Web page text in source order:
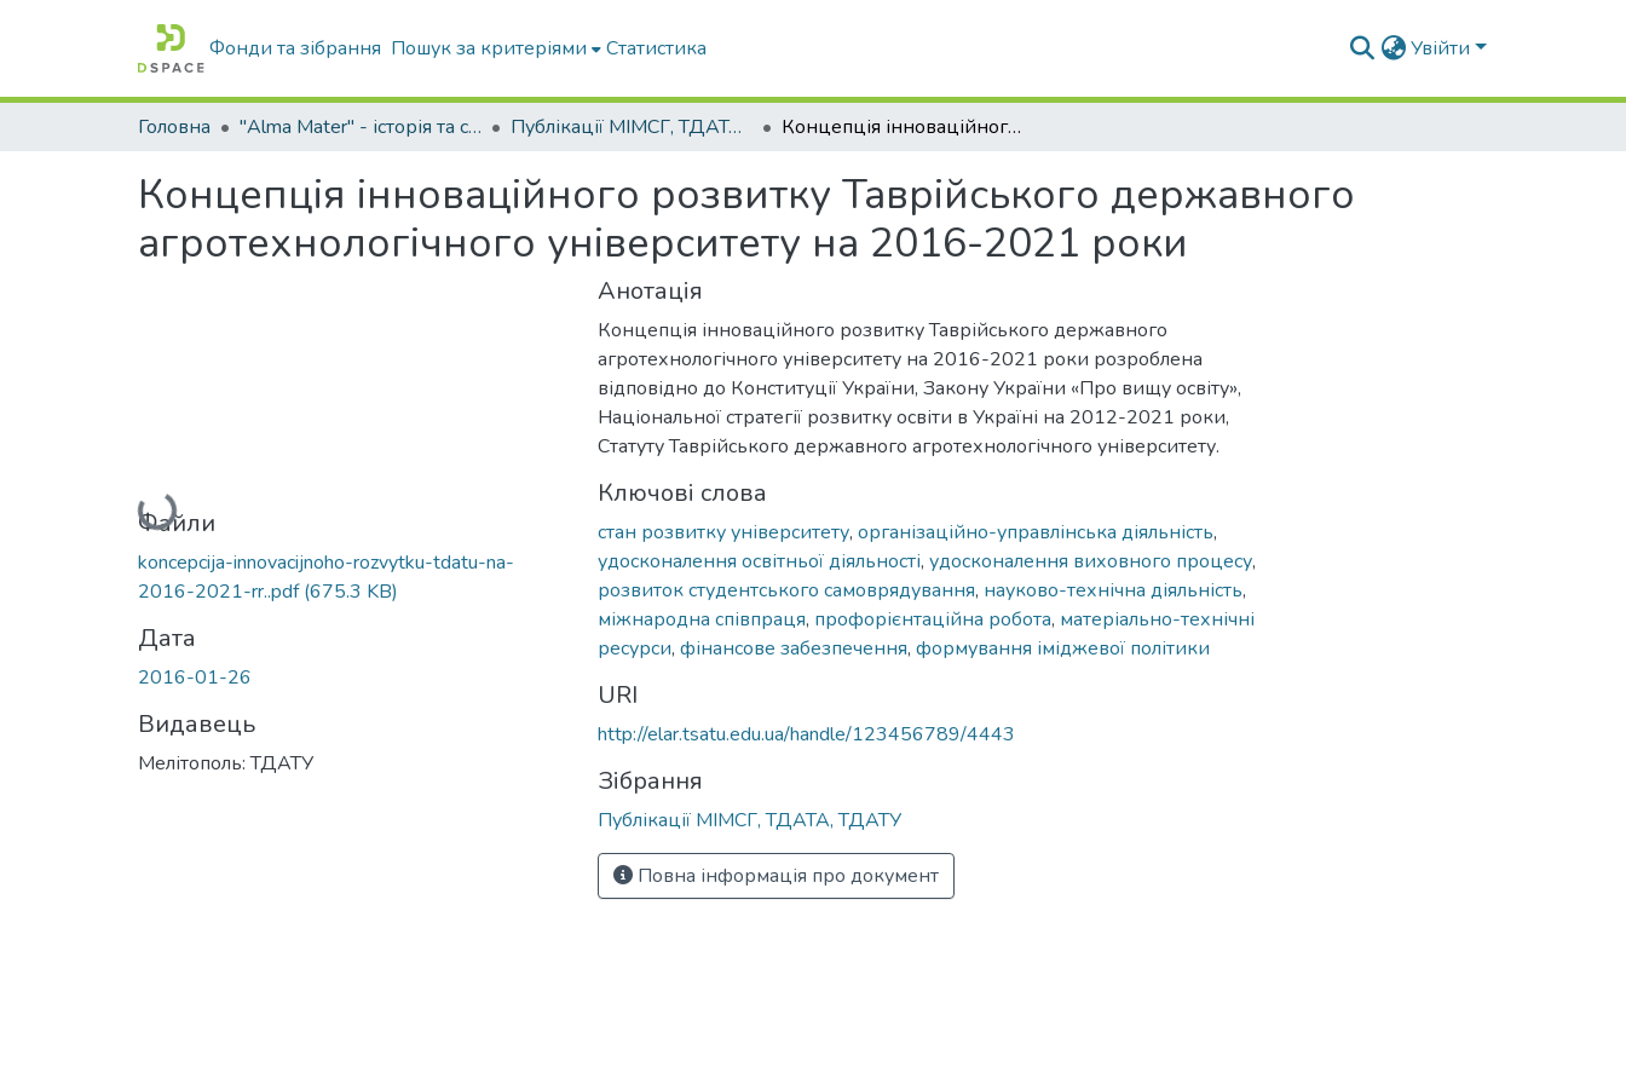
Фонди та зібрання Пошук за критеріями Статистика Увійти
Головна "Alma Mater" - історія та сьогодення Університету Публікації МІМСГ, ТДАТА, ТДАТУ Концепція інноваційного розвитку Таврійського державного агротехнологічного університету на 2016-2021 роки
Концепція інноваційного розвитку Таврійського державного
агротехнологічного університету на 2016-2021 роки
Вантажиться...
Файли
koncepcija-innovacijnoho-rozvytku-tdatu-na-
2016-2021-rr..pdf(675.3 KB)
Дата
2016-01-26
Видавець
Мелітополь: ТДАТУ
Анотація
Концепція інноваційного розвитку Таврійського державного
агротехнологічного університету на 2016-2021 роки розроблена
відповідно до Конституції України, Закону України «Про вищу освіту»,
Національної стратегії розвитку освіти в Україні на 2012-2021 роки,
Статуту Таврійського державного агротехнологічного університету.
Ключові слова
стан розвитку університету, організаційно-управлінська діяльність,
удосконалення освітньої діяльності, удосконалення виховного процесу,
розвиток студентського самоврядування, науково-технічна діяльність,
міжнародна співпраця, профорієнтаційна робота, матеріально-технічні
ресурси, фінансове забезпечення, формування іміджевої політики
URI
http://elar.tsatu.edu.ua/handle/123456789/4443
Зібрання
Публікації МІМСГ, ТДАТА, ТДАТУ
Повна інформація про документ